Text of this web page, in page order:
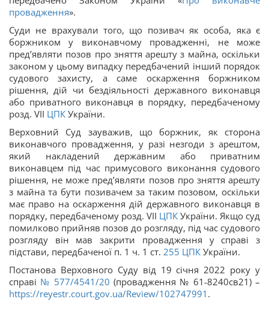
провадження».
Суди не врахували того, що позивач як особа, яка є
боржником у виконавчому провадженні, не може
пред’являти позов про зняття арешту з майна, оскільки
законом у цьому випадку передбачений інший порядок
судового захисту, а саме оскарження боржником
рішення, дій чи бездіяльності державного виконавця
або приватного виконавця в порядку, передбаченому
розд. VII ЦПК України.
Верховний Суд зауважив, що боржник, як сторона
виконавчого провадження, у разі незгоди з арештом,
який накладений державним або приватним
виконавцем під час примусового виконання судового
рішення, не може пред’являти позов про зняття арешту
з майна та бути позивачем за таким позовом, оскільки
має право на оскарження дій державного виконавця в
порядку, передбаченому розд. VII ЦПК України. Якщо суд
помилково прийняв позов до розгляду, під час судового
розгляду він мав закрити провадження у справі з
підстави, передбаченої п. 1 ч. 1 ст. 255 ЦПК України.
Постанова Верховного Суду від 19 січня 2022 року у
справі № 577/4541/20 (провадження № 61-8240св21) –
https://reyestr.court.gov.ua/Review/102747991 .